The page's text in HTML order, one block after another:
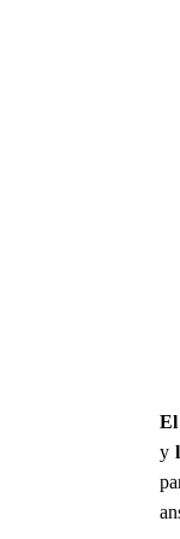
El
y